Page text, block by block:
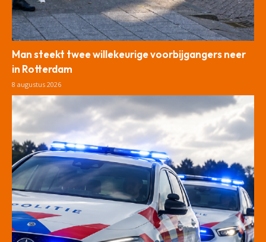
Man steekt twee willekeurige voorbijgangers neer
in Rotterdam
8 augustus 2026